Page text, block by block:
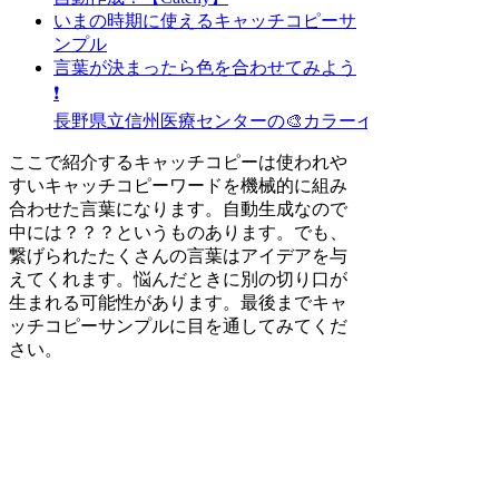
いまの時期に使えるキャッチコピーサ
ンプル
言葉が決まったら色を合わせてみよう
❗
長野県立信州医療センターの🎨カラーイメージ探し
ここで紹介するキャッチコピーは使われや
すいキャッチコピーワードを機械的に組み
合わせた言葉になります。自動生成なので
中には？？？というものあります。でも、
繋げられたたくさんの言葉はアイデアを与
えてくれます。悩んだときに別の切り口が
生まれる可能性があります。最後までキャ
ッチコピーサンプルに目を通してみてくだ
さい。